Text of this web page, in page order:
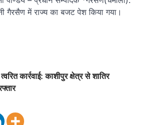
गैरसैण में राज्य का बजट पेश किया गया।
कार्रवाई: काशीपुर क्षेत्र से शातिर